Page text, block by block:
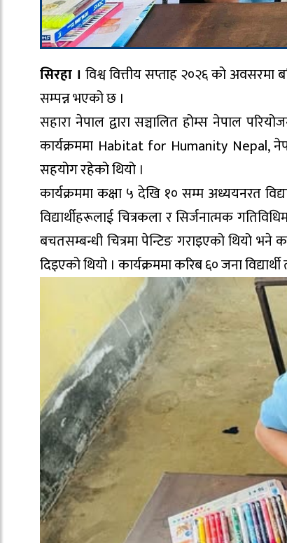
सिरहा । विश्व वित्तीय सप्ताह २०२६ को अवसरमा
सम्पन्न भएको छ ।
सहारा नेपाल द्वारा सञ्चालित होम्स नेपाल
कार्यक्रममा Habitat for Humanity Nepal,
सहयोग रहेको थियो ।
कार्यक्रममा कक्षा ५ देखि १० सम्म अध्ययनरत
विद्यार्थीहरूलाई चित्रकला र सिर्जनात्मक
बचतसम्बन्धी चित्रमा पेन्टिङ गराइएको थियो भने
दिइएको थियो । कार्यक्रममा करिब ६० जना